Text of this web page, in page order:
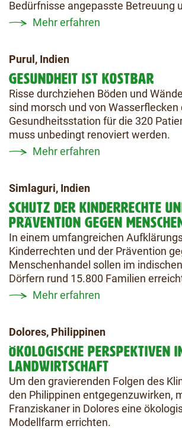
Bedürfnisse angepasste Betreuung
Mehr erfahren
Purul, Indien
GESUNDHEIT IST KOSTBAR
Risse durchziehen Böden und
sind morsch und von
Gesundheitsstation für die 320
muss unbedingt renoviert werden.
Mehr erfahren
Simlaguri, Indien
SCHUTZ DER KINDERRECHTE
PRÄVENTION GEGEN
In einem umfangreichen
Kinderrechten und der Prävention
Menschenhandel sollen im
Dörfern rund 15.800 Familien
Mehr erfahren
Dolores, Philippinen
ÖKOLOGISCHE PERSPEKTIVEN
LANDWIRTSCHAFT
Um den gravierenden Folgen des
den Philippinen entgegenzuwirken,
Franziskaner in Dolores eine
Modellfarm errichten.